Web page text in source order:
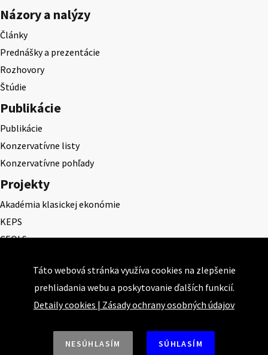
Názory a nalýzy
Články
Prednášky a prezentácie
Rozhovory
Štúdie
Publikácie
Publikácie
Konzervatívne listy
Konzervatívne pohľady
Projekty
Akadémia klasickej ekonómie
KEPS
CEQLS
Cena Ernesta Valka
Študentská esej
Deň daňového odbremenenia
Táto webová stránka využíva cookies na zlepšenie
prehliadania webu a poskytovanie ďalších funkcií.
Detaily cookies | Zásady ochrany osobných údajov
NESÚHLASÍM SÚHLASÍM